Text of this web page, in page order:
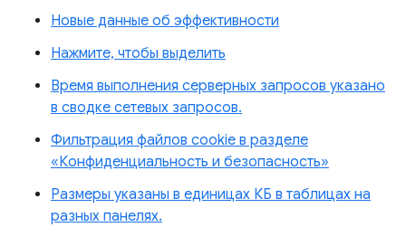
Новые данные об эффективности
Нажмите, чтобы выделить
Время выполнения серверных запросов указано
в сводке сетевых запросов.
Фильтрация файлов cookie в разделе
«Конфиденциальность и безопасность»
Размеры указаны в единицах КБ в таблицах на
разных панелях.